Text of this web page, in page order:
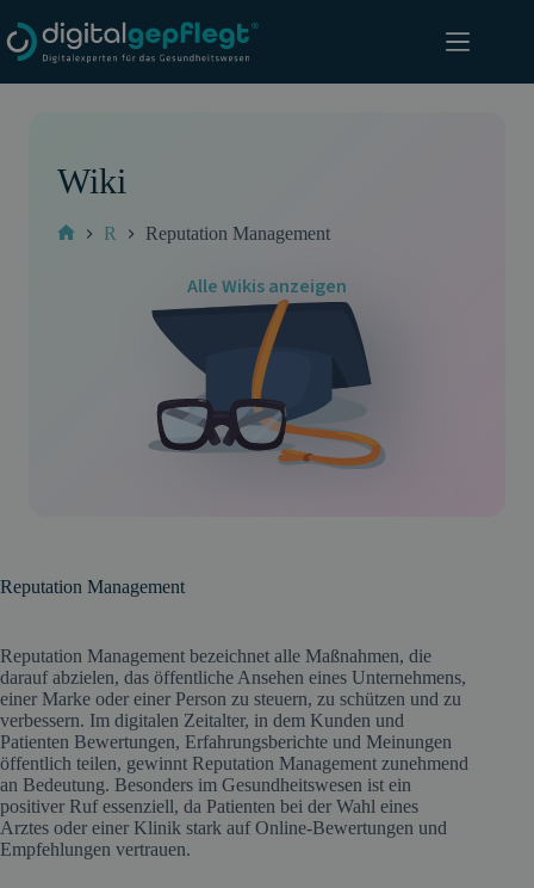
Inhalt
springen
Wiki
R Reputation Management
Alle Wikis anzeigen
Reputation Management
Reputation Management bezeichnet alle Maßnahmen, die
darauf abzielen, das öffentliche Ansehen eines Unternehmens,
einer Marke oder einer Person zu steuern, zu schützen und zu
verbessern. Im digitalen Zeitalter, in dem Kunden und
Patienten Bewertungen, Erfahrungsberichte und Meinungen
öffentlich teilen, gewinnt Reputation Management zunehmend
an Bedeutung. Besonders im Gesundheitswesen ist ein
positiver Ruf essenziell, da Patienten bei der Wahl eines
Arztes oder einer Klinik stark auf Online-Bewertungen und
Empfehlungen vertrauen.